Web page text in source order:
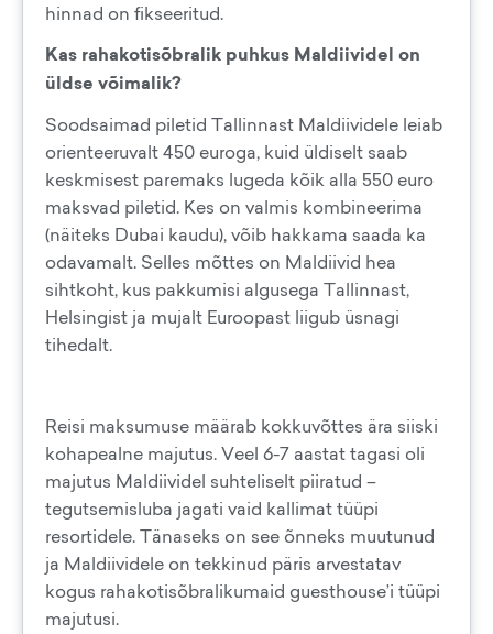
hinnad on fikseeritud.
Kas rahakotisõbralik puhkus Maldiividel on
üldse võimalik?
Soodsaimad piletid Tallinnast Maldiividele leiab
orienteeruvalt 450 euroga, kuid üldiselt saab
keskmisest paremaks lugeda kõik alla 550 euro
maksvad piletid. Kes on valmis kombineerima
(näiteks Dubai kaudu), võib hakkama saada ka
odavamalt. Selles mõttes on Maldiivid hea
sihtkoht, kus pakkumisi algusega Tallinnast,
Helsingist ja mujalt Euroopast liigub üsnagi
tihedalt.
Reisi maksumuse määrab kokkuvõttes ära siiski
kohapealne majutus. Veel 6-7 aastat tagasi oli
majutus Maldiividel suhteliselt piiratud –
tegutsemisluba jagati vaid kallimat tüüpi
resortidele. Tänaseks on see õnneks muutunud
ja Maldiividele on tekkinud päris arvestatav
kogus rahakotisõbralikumaid guesthouse’i tüüpi
majutusi.